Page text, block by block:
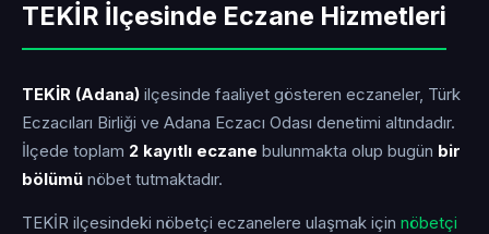
TEKİR İlçesinde Eczane Hizmetleri
TEKİR (Adana) ilçesinde faaliyet gösteren eczaneler, Türk
Eczacıları Birliği ve Adana Eczacı Odası denetimi altındadır.
İlçede toplam 2 kayıtlı eczane bulunmakta olup bugün bir
bölümü nöbet tutmaktadır.
TEKİR ilçesindeki nöbetçi eczanelere ulaşmak için nöbetçi